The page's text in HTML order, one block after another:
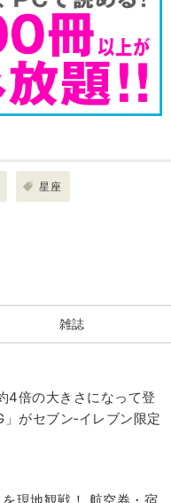
星座
雑誌
4倍の大きさになって登
がセブン‐イレブン限定
現地観戦！ 航空券・宿